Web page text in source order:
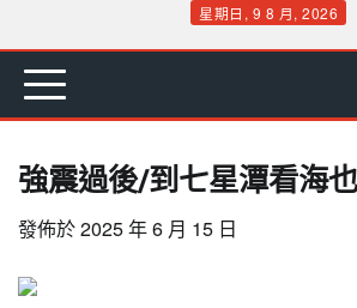
content
星期日, 9 8 月, 2026
首 要 娛 生 社 文 公 運 旅
強震過後/到七星潭看海也
發佈於2025 年 6 月 15 日